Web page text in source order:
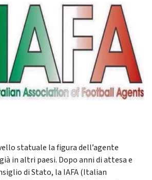
statuale la figura dell’agente
in altri paesi. Dopo anni di attesa e
di Stato, la IAFA (Italian